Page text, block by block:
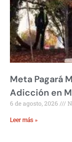
Meta Pagará
Adicción en
6 de agosto, 2026
Leer más »